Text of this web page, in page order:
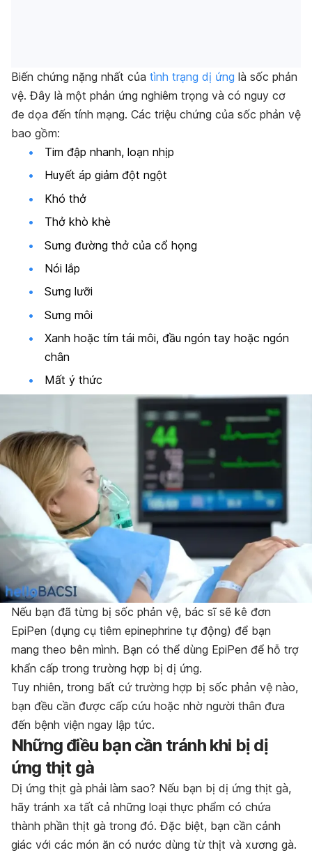
Biến chứng nặng nhất của tình trạng dị ứng là sốc phản
vệ. Đây là một phản ứng nghiêm trọng và có nguy cơ
đe dọa đến tính mạng. Các triệu chứng của sốc phản vệ
bao gồm:
Tim đập nhanh, loạn nhịp
Huyết áp giảm đột ngột
Khó thở
Thở khò khè
Sưng đường thở của cổ họng
Nói lắp
Sưng lưỡi
Sưng môi
Xanh hoặc tím tái môi, đầu ngón tay hoặc ngón
chân
Mất ý thức
Nếu bạn đã từng bị sốc phản vệ, bác sĩ sẽ kê đơn
EpiPen (dụng cụ tiêm epinephrine tự động) để bạn
mang theo bên mình. Bạn có thể dùng EpiPen để hỗ trợ
khẩn cấp trong trường hợp bị dị ứng.
Tuy nhiên, trong bất cứ trường hợp bị sốc phản vệ nào,
bạn đều cần được cấp cứu hoặc nhờ người thân đưa
đến bệnh viện ngay lập tức.
Những điều bạn cần tránh khi bị dị
ứng thịt gà
Dị ứng thịt gà phải làm sao? Nếu bạn bị dị ứng thịt gà,
hãy tránh xa tất cả những loại thực phẩm có chứa
thành phần thịt gà trong đó. Đặc biệt, bạn cần cảnh
giác với các món ăn có nước dùng từ thịt và xương gà.